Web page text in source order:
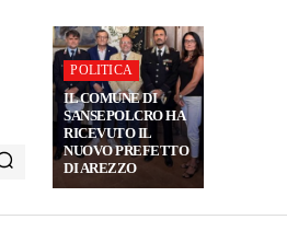
POLITICA
IL COMUNE DI
SANSEPOLCRO HA
RICEVUTO IL
NUOVO PREFETTO
DI AREZZO